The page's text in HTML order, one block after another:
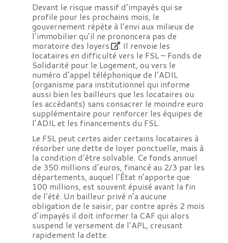
Devant le risque massif d’impayés qui se
profile pour les prochains mois, le
gouvernement répète à l’envi aux milieux de
l’immobilier qu’il ne prononcera pas de
moratoire des loyers
. Il renvoie les
locataires en difficulté vers le FSL – Fonds de
Solidarité pour le Logement, ou vers le
numéro d’appel téléphonique de l’ADIL
(organisme para institutionnel qui informe
aussi bien les bailleurs que les locataires ou
les accédants) sans consacrer le moindre euro
supplémentaire pour renforcer les équipes de
l’ADIL et les financements du FSL.
Le FSL peut certes aider certains locataires à
résorber une dette de loyer ponctuelle, mais à
la condition d’être solvable. Ce fonds annuel
de 350 millions d’euros, financé au 2/3 par les
départements, auquel l’État n’apporte que
100 millions, est souvent épuisé avant la fin
de l’été. Un bailleur privé n’a aucune
obligation de le saisir, par contre après 2 mois
d’impayés il doit informer la CAF qui alors
suspend le versement de l’APL, creusant
rapidement la dette.